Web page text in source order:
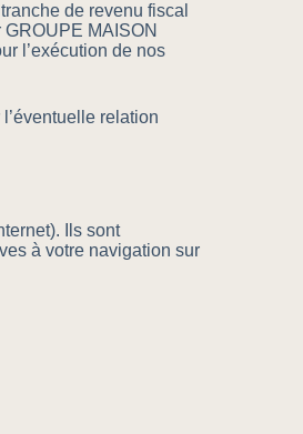
de revenu fiscal
MAISON
l’exécution de nos
relation
Ils sont
à votre navigation sur